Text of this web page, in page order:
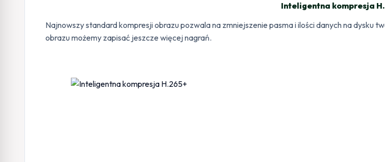
Inteligentna kompresja
Najnowszy standard kompresji obrazu pozwala na zmniejszenie pasma i ilości danych na dysku
obrazu możemy zapisać jeszcze więcej nagrań.